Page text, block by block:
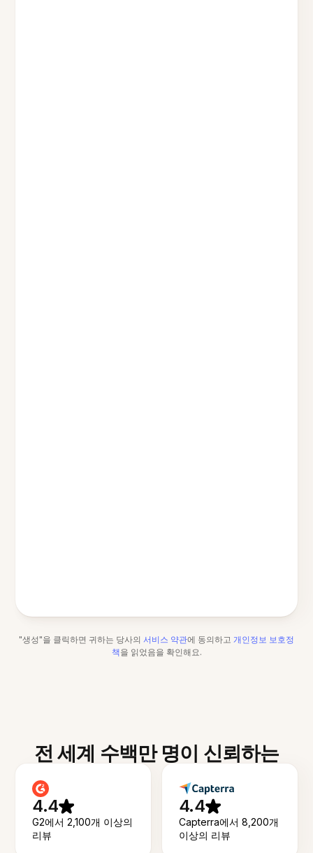
"생성"을 클릭하면 귀하는 당사의 서비스 약관에 동의하고 개인정보 보호정
책을 읽었음을 확인해요.
전 세계 수백만 명이 신뢰하는
4.4
G2에서 2,100개 이상의
리뷰
4.4
Capterra에서 8,200개
이상의 리뷰